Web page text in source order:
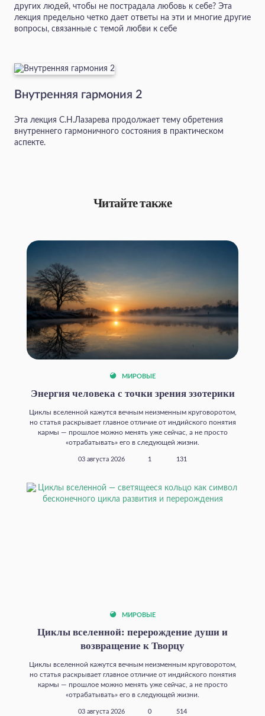
других людей, чтобы не пострадала любовь к себе? Эта
лекция предельно четко дает ответы на эти и многие другие
вопросы, связанные с темой любви к себе
Внутренняя гармония 2
Эта лекция С.Н.Лазарева продолжает тему обретения
внутреннего гармоничного состояния в практическом
аспекте.
Читайте также
МИРОВЫЕ
Энергия человека с точки зрения эзотерики
Циклы вселенной кажутся вечным неизменным круговоротом,
но статья раскрывает главное отличие от индийского понятия
кармы — прошлое можно менять уже сейчас, а не просто
«отрабатывать» его в следующей жизни.
03 августа 2026 1 131
МИРОВЫЕ
Циклы вселенной: перерождение души и
возвращение к Творцу
Циклы вселенной кажутся вечным неизменным круговоротом,
но статья раскрывает главное отличие от индийского понятия
кармы — прошлое можно менять уже сейчас, а не просто
«отрабатывать» его в следующей жизни.
03 августа 2026 0 514